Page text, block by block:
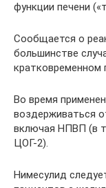
функции печени
Сообщается о
большинстве
кратковременном
Во время
воздерживаться
включая НПВП (в
ЦОГ-2).
Нимесулид